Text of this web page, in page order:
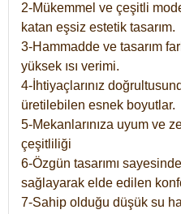
2-Mükemmel ve çeşitli
katan eşsiz estetik tasarım.
3-Hammadde ve tasarım
yüksek ısı verimi.
4-İhtiyaçlarınız
üretilebilen esnek boyutlar.
5-Mekanlarınıza uyum ve
çeşitliliği
6-Özgün tasarımı sayesinde
sağlayarak elde edilen
7-Sahip olduğu düşük su